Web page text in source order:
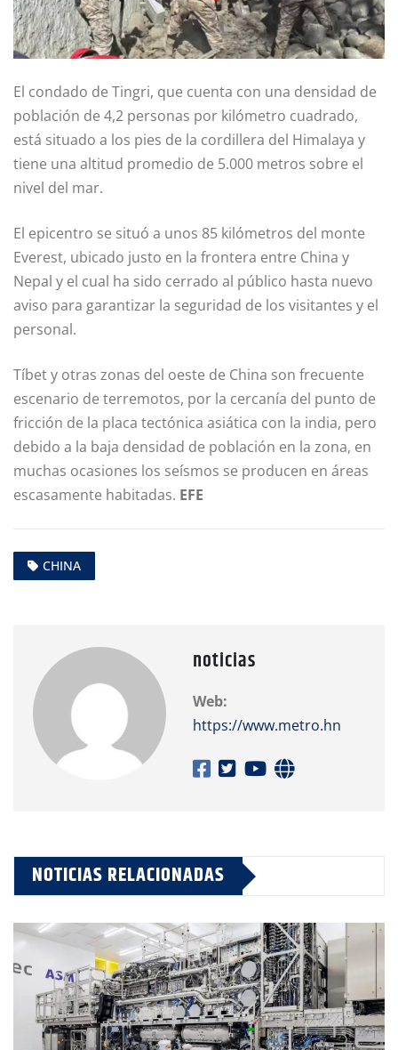
El condado de Tingri, que cuenta con una densidad de
población de 4,2 personas por kilómetro cuadrado,
está situado a los pies de la cordillera del Himalaya y
tiene una altitud promedio de 5.000 metros sobre el
nivel del mar.
El epicentro se situó a unos 85 kilómetros del monte
Everest, ubicado justo en la frontera entre China y
Nepal y el cual ha sido cerrado al público hasta nuevo
aviso para garantizar la seguridad de los visitantes y el
personal.
Tíbet y otras zonas del oeste de China son frecuente
escenario de terremotos, por la cercanía del punto de
fricción de la placa tectónica asiática con la india, pero
debido a la baja densidad de población en la zona, en
muchas ocasiones los seísmos se producen en áreas
escasamente habitadas. EFE
CHINA
noticias
Web:
https://www.metro.hn
NOTICIAS RELACIONADAS